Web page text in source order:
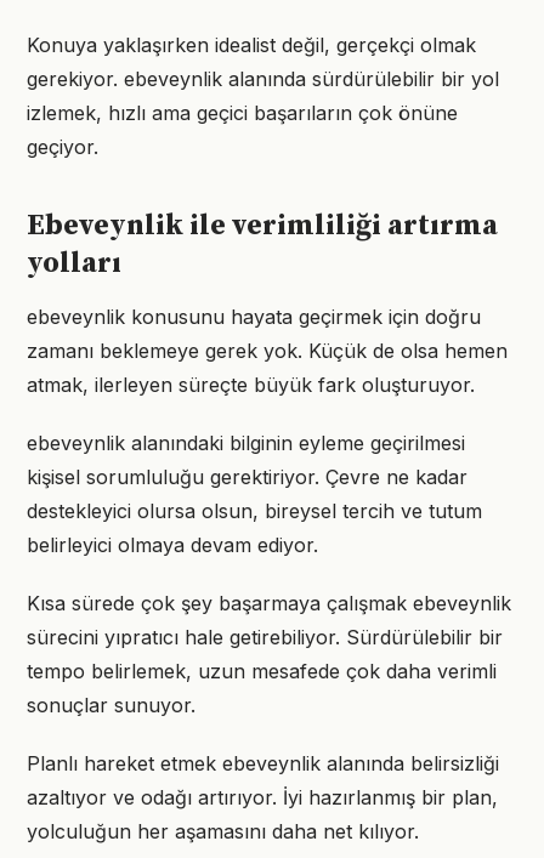
Konuya yaklaşırken idealist değil, gerçekçi olmak
gerekiyor. ebeveynlik alanında sürdürülebilir bir yol
izlemek, hızlı ama geçici başarıların çok önüne
geçiyor.
Ebeveynlik ile verimliliği artırma
yolları
ebeveynlik konusunu hayata geçirmek için doğru
zamanı beklemeye gerek yok. Küçük de olsa hemen
atmak, ilerleyen süreçte büyük fark oluşturuyor.
ebeveynlik alanındaki bilginin eyleme geçirilmesi
kişisel sorumluluğu gerektiriyor. Çevre ne kadar
destekleyici olursa olsun, bireysel tercih ve tutum
belirleyici olmaya devam ediyor.
Kısa sürede çok şey başarmaya çalışmak ebeveynlik
sürecini yıpratıcı hale getirebiliyor. Sürdürülebilir bir
tempo belirlemek, uzun mesafede çok daha verimli
sonuçlar sunuyor.
Planlı hareket etmek ebeveynlik alanında belirsizliği
azaltıyor ve odağı artırıyor. İyi hazırlanmış bir plan,
yolculuğun her aşamasını daha net kılıyor.